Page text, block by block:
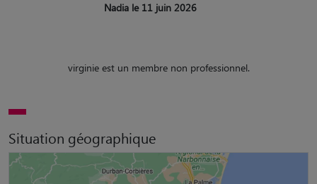
Nadia le 11 juin 2026
virginie est un membre non professionnel.
Situation géographique